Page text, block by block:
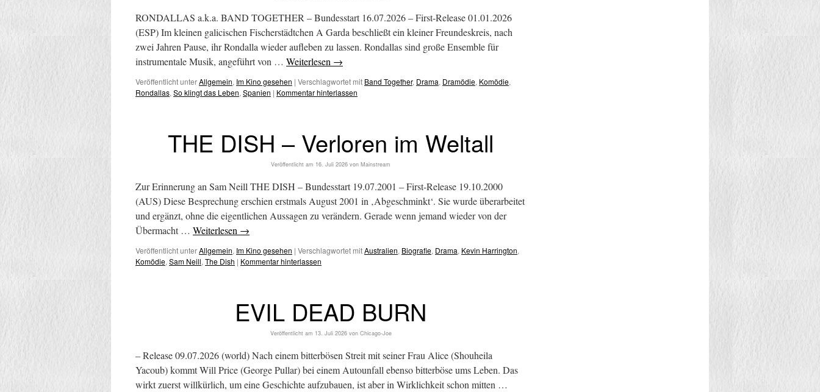
RONDALLAS a.k.a. BAND TOGETHER – Bundesstart 16.07.2026 – First-Release 01.01.2026
(ESP) Im kleinen galicischen Fischerstädtchen A Garda beschließt ein kleiner Freundeskreis, nach
zwei Jahren Pause, ihr Rondalla wieder aufleben zu lassen. Rondallas sind große Ensemble für
instrumentale Musik, angeführt von … Weiterlesen →
Veröffentlicht unterAllgemein, Im Kino gesehen | Verschlagwortet mit Band Together, Drama, Dramödie, Komödie,
Rondallas, So klingt das Leben, Spanien | Kommentar hinterlassen
THE DISH – Verloren im Weltall
Veröffentlicht am 16. Juli 2026 von Mainstream
Zur Erinnerung an Sam Neill THE DISH – Bundesstart 19.07.2001 – First-Release 19.10.2000
(AUS) Diese Besprechung erschien erstmals August 2001 in ‚Abgeschminkt‘. Sie wurde überarbeitet
und ergänzt, ohne die eigentlichen Aussagen zu verändern. Gerade wenn jemand wieder von der
Übermacht … Weiterlesen →
Veröffentlicht unterAllgemein, Im Kino gesehen | Verschlagwortet mitAustralien, Biografie, Drama, Kevin Harrington,
Komödie, Sam Neill, The Dish | Kommentar hinterlassen
EVIL DEAD BURN
Veröffentlicht am 13. Juli 2026 von Chicago-Joe
– Release 09.07.2026 (world) Nach einem bitterbösen Streit mit seiner Frau Alice (Shouheila
Yacoub) kommt Will Price (George Pullar) bei einem Autounfall ebenso bitterböse ums Leben. Das
wirkt zuerst willkürlich, um eine Geschichte aufzubauen, ist aber in Wirklichkeit schon mitten …